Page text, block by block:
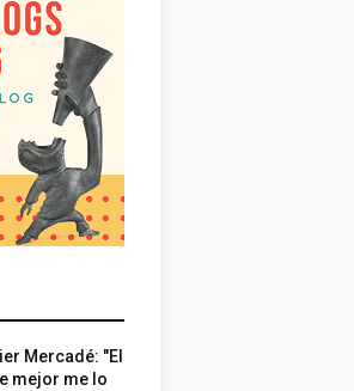
Mercadé: "El
mejor me lo